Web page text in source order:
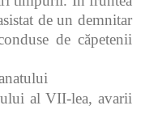
de un demnitar
de căpetenii
al VII‑lea, avarii